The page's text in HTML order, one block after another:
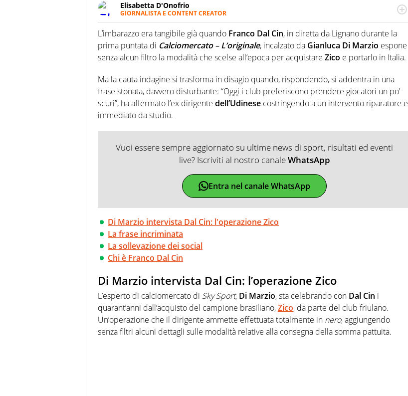
Elisabetta D'Onofrio
GIORNALISTA E CONTENT CREATOR
Giornalista professionista dal 2007, scrive per curiosità personale e necessità:
soprattutto di calcio, di sport e dei suoi protagonisti, concedendosi innocenti evasioni
nell'ambito della creazione di format. Un tempo ala destra, oggi si sente a suo agio nel
ruolo di libero. Cura una classifica riservata dei migliori 5 calciatori di sempre.
L’imbarazzo era tangibile già quando Franco Dal Cin, in diretta da Lignano durante la
prima puntata di Calciomercato – L’originale, incalzato da Gianluca Di Marzio espone
senza alcun filtro la modalità che scelse all’epoca per acquistare Zico e portarlo in Italia.
Ma la cauta indagine si trasforma in disagio quando, rispondendo, si addentra in una
frase stonata, davvero disturbante: “Oggi i club preferiscono prendere giocatori un po’
scuri”, ha affermato l’ex dirigente dell’Udinese costringendo a un intervento riparatore e
immediato da studio.
Vuoi essere sempre aggiornato su ultime news di sport, risultati ed eventi
live? Iscriviti al nostro canaleWhatsApp
Entra nel canale WhatsApp
Di Marzio intervista Dal Cin: l'operazione Zico
La frase incriminata
La sollevazione dei social
Chi è Franco Dal Cin
Di Marzio intervista Dal Cin: l’operazione Zico
L’esperto di calciomercato di Sky Sport, Di Marzio, sta celebrando con Dal Cin i
quarant’anni dall’acquisto del campione brasiliano,Zico, da parte del club friulano.
Un’operazione che il dirigente ammette effettuata totalmente in nero, aggiungendo
senza filtri alcuni dettagli sulle modalità relative alla consegna della somma pattuita.